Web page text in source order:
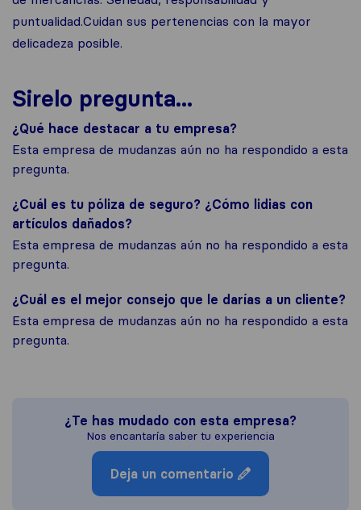
puntualidad.Cuidan sus pertenencias con la mayor
delicadeza posible.
Sirelo pregunta...
¿Qué hace destacar a tu empresa?
Esta empresa de mudanzas aún no ha respondido a esta
pregunta.
¿Cuál es tu póliza de seguro? ¿Cómo lidias con
artículos dañados?
Esta empresa de mudanzas aún no ha respondido a esta
pregunta.
¿Cuál es el mejor consejo que le darías a un cliente?
Esta empresa de mudanzas aún no ha respondido a esta
pregunta.
¿Te has mudado con esta empresa?
Nos encantaría saber tu experiencia
Deja un comentario